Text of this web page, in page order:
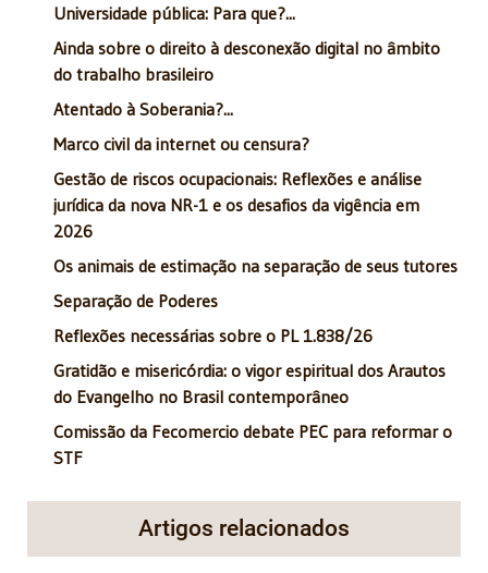
Universidade pública: Para que?...
Ainda sobre o direito à desconexão digital no âmbito
do trabalho brasileiro
Atentado à Soberania?...
Marco civil da internet ou censura?
Gestão de riscos ocupacionais: Reflexões e análise
jurídica da nova NR-1 e os desafios da vigência em
2026
Os animais de estimação na separação de seus tutores
Separação de Poderes
Reflexões necessárias sobre o PL 1.838/26
Gratidão e misericórdia: o vigor espiritual dos Arautos
do Evangelho no Brasil contemporâneo
Comissão da Fecomercio debate PEC para reformar o
STF
Artigos relacionados